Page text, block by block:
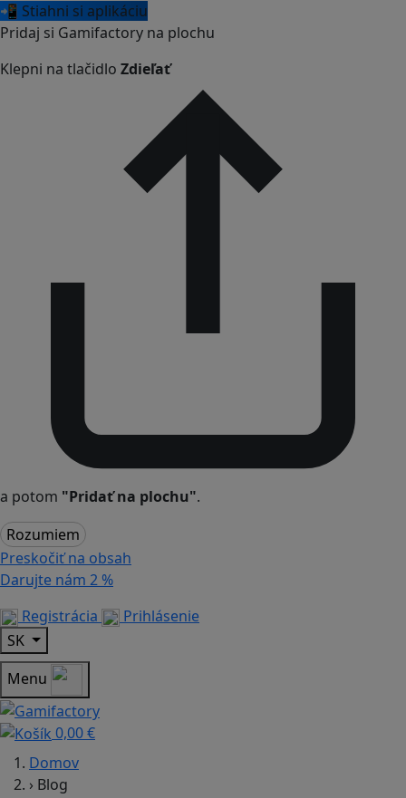
📲 Stiahni si aplikáciu
Pridaj si Gamifactory na plochu
Klepni na tlačidlo Zdieľať
a potom "Pridať na plochu".
Rozumiem
Preskočiť na obsah
Darujte nám 2 %
Registrácia
Prihlásenie
SK
Menu
0,00 €
Domov
› Blog